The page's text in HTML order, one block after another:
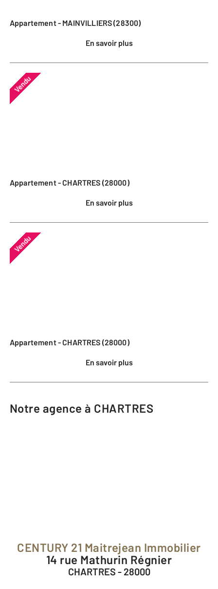
Appartement - MAINVILLIERS (28300)
En savoir plus
Vendu
Appartement - CHARTRES (28000)
En savoir plus
Vendu
Appartement - CHARTRES (28000)
En savoir plus
Notre agence à CHARTRES
CENTURY 21 Maitrejean Immobilier
14 rue Mathurin Régnier
CHARTRES - 28000